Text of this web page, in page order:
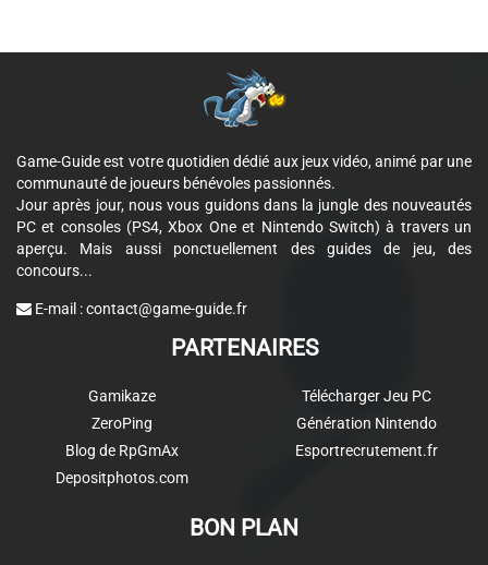
Game-Guide est votre quotidien dédié aux jeux vidéo, animé par une
communauté de joueurs bénévoles passionnés.
Jour après jour, nous vous guidons dans la jungle des nouveautés
PC et consoles (PS4, Xbox One et Nintendo Switch) à travers un
aperçu. Mais aussi ponctuellement des guides de jeu, des
concours...
E-mail :contact@game-guide.fr
PARTENAIRES
Gamikaze
ZeroPing
Blog de RpGmAx
Depositphotos.com
Télécharger Jeu PC
Génération Nintendo
Esportrecrutement.fr
BON PLAN